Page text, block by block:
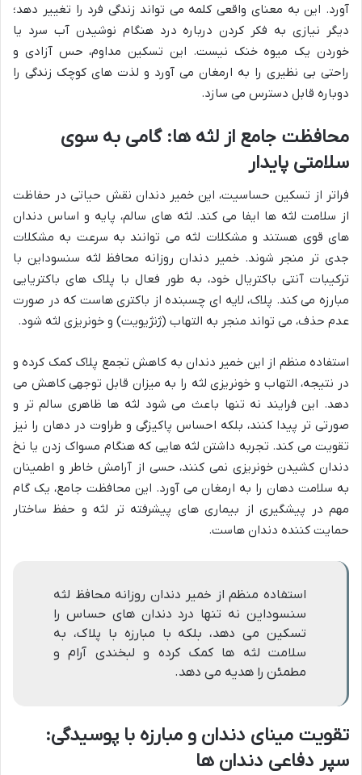
آورد. این به معنای واقعی کلمه می تواند زندگی فرد را تغییر دهد؛
دیگر نیازی به فکر کردن درباره درد هنگام نوشیدن آب سرد یا
خوردن یک میوه خنک نیست. این تسکین مداوم، حس آزادی و
راحتی بی نظیری را به ارمغان می آورد و لذت های کوچک زندگی را
دوباره قابل دسترس می سازد.
محافظت جامع از لثه ها: گامی به سوی
سلامتی پایدار
فراتر از تسکین حساسیت، این خمیر دندان نقش حیاتی در حفاظت
از سلامت لثه ها ایفا می کند. لثه های سالم، پایه و اساس دندان
های قوی هستند و مشکلات لثه می توانند به سرعت به مشکلات
جدی تر منجر شوند. خمیر دندان روزانه محافظ لثه سنسوداین با
ترکیبات آنتی باکتریال خود، به طور فعال با پلاک های باکتریایی
مبارزه می کند. پلاک، لایه ای چسبنده از باکتری هاست که در صورت
عدم حذف، می تواند منجر به التهاب (ژنژیویت) و خونریزی لثه شود.
استفاده منظم از این خمیر دندان به کاهش تجمع پلاک کمک کرده و
در نتیجه، التهاب و خونریزی لثه را به میزان قابل توجهی کاهش می
دهد. این فرایند نه تنها باعث می شود لثه ها ظاهری سالم تر و
صورتی تر پیدا کنند، بلکه احساس پاکیزگی و طراوت در دهان را نیز
تقویت می کند. تجربه داشتن لثه هایی که هنگام مسواک زدن یا نخ
دندان کشیدن خونریزی نمی کنند، حسی از آرامش خاطر و اطمینان
به سلامت دهان را به ارمغان می آورد. این محافظت جامع، یک گام
مهم در پیشگیری از بیماری های پیشرفته تر لثه و حفظ ساختار
حمایت کننده دندان هاست.
استفاده منظم از خمیر دندان روزانه محافظ لثه
سنسوداین نه تنها درد دندان های حساس را
تسکین می دهد، بلکه با مبارزه با پلاک، به
سلامت لثه ها کمک کرده و لبخندی آرام و
مطمئن را هدیه می دهد.
تقویت مینای دندان و مبارزه با پوسیدگی:
سپر دفاعی دندان ها